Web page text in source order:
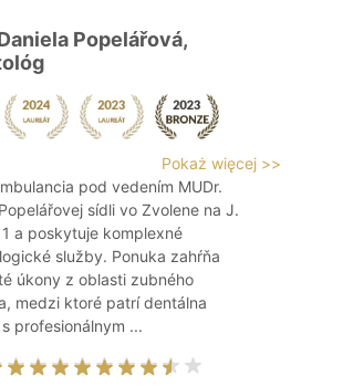
Popelářová,
Pokaż więcej >>
pod vedením MUDr.
sídli vo Zvolene na J.
a poskytuje komplexné
služby. Ponuka zahŕňa
úkony z oblasti zubného
medzi ktoré patrí dentálna
profesionálnym ...